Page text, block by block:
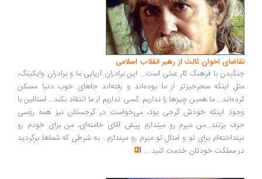
اخوان ثالث از رهبر انقلاب اسلامی
با فرهنگ کار عبثی است... این برادران آریایی ما و برادران وایکینگ،
اینکه سحرخیزتر از ما بوده‌اند و رفته‌اند جاهای خوب دنیا مسکن
ما همین چیزها را نداریم. کسی نداریم از ما انتقاد بکند... استالین با
اینکه خودش گرجی بود، می‌خواست در گرجستان نیز همه روسی
بزنند...من میرم رو میندازم پیش آقای خامنه‌ای، من برای خودم رو
برای تو و امثال تو میرم رو میندازم... به شرطی که شماها برگردید
مملکت خودتان خدمت کنید...